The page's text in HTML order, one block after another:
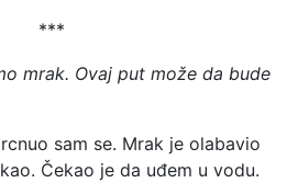
***
mrak. Ovaj put može da bude
sam se. Mrak je olabavio
Čekao je da uđem u vodu.